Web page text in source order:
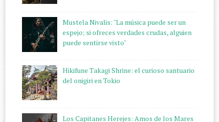
Mustela Nivalis: "La música puede ser un
espejo; si ofreces verdades crudas, alguien
puede sentirse visto"
Hikifune Takagi Shrine: el curioso santuario
del onigiri en Tokio
Los Capitanes Herejes: Amos de los Mares